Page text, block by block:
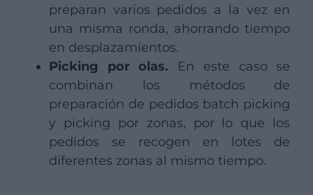
preparan varios pedidos a la vez en
una misma ronda, ahorrando tiempo
en desplazamientos.
Picking por olas. En este caso se
combinan los métodos de
preparación de pedidos batch picking
y picking por zonas, por lo que los
pedidos se recogen en lotes de
diferentes zonas al mismo tiempo.